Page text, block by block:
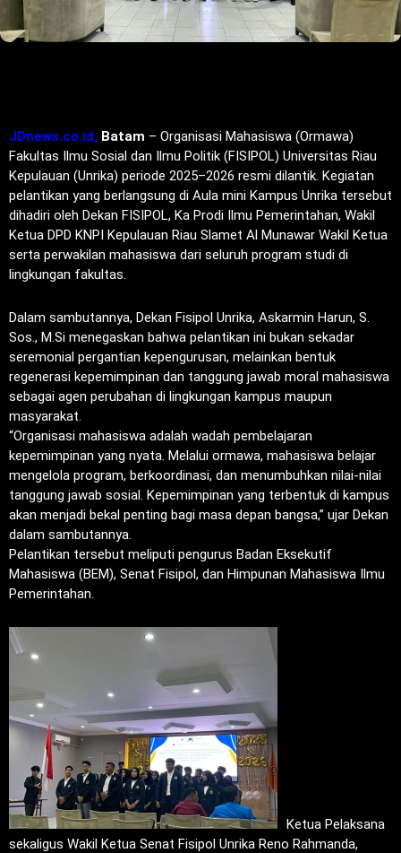
JDnews.co.id, Batam – Organisasi Mahasiswa (Ormawa)
Fakultas Ilmu Sosial dan Ilmu Politik (FISIPOL) Universitas Riau
Kepulauan (Unrika) periode 2025–2026 resmi dilantik. Kegiatan
pelantikan yang berlangsung di Aula mini Kampus Unrika tersebut
dihadiri oleh Dekan FISIPOL, Ka Prodi Ilmu Pemerintahan, Wakil
Ketua DPD KNPI Kepulauan Riau Slamet Al Munawar Wakil Ketua
serta perwakilan mahasiswa dari seluruh program studi di
lingkungan fakultas.
Dalam sambutannya, Dekan Fisipol Unrika, Askarmin Harun, S.
Sos., M.Si menegaskan bahwa pelantikan ini bukan sekadar
seremonial pergantian kepengurusan, melainkan bentuk
regenerasi kepemimpinan dan tanggung jawab moral mahasiswa
sebagai agen perubahan di lingkungan kampus maupun
masyarakat.
“Organisasi mahasiswa adalah wadah pembelajaran
kepemimpinan yang nyata. Melalui ormawa, mahasiswa belajar
mengelola program, berkoordinasi, dan menumbuhkan nilai-nilai
tanggung jawab sosial. Kepemimpinan yang terbentuk di kampus
akan menjadi bekal penting bagi masa depan bangsa,” ujar Dekan
dalam sambutannya.
Pelantikan tersebut meliputi pengurus Badan Eksekutif
Mahasiswa (BEM), Senat Fisipol, dan Himpunan Mahasiswa Ilmu
Pemerintahan.
Ketua Pelaksana
sekaligus Wakil Ketua Senat Fisipol Unrika Reno Rahmanda,